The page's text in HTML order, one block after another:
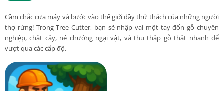
Cầm chắc cưa máy và bước vào thế giới đầy thử thách của những người
thợ rừng! Trong Tree Cutter, bạn sẽ nhập vai một tay đốn gỗ chuyên
nghiệp, chặt cây, né chướng ngại vật, và thu thập gỗ thật nhanh để
vượt qua các cấp độ.